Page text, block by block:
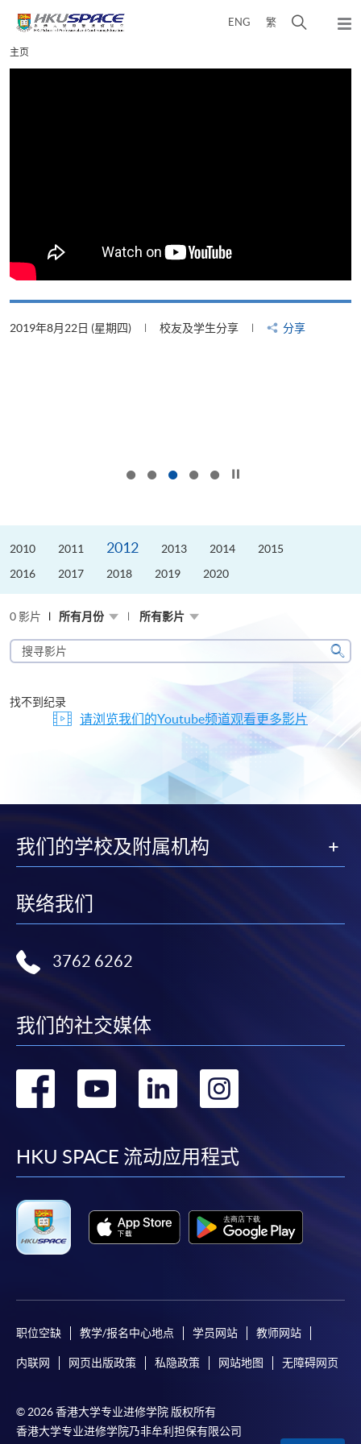
content
ENG 繁
弹
Main
content
主页
2019年8月22日 (星期四) 校友及学生分享 分享
2010 2011 2012 2013 2014
2015
2016
2017 2018 2019 2020
0 影片 所有月份 所有影片
搜
寻
片
搜
找不到纪录
请浏览我们的Youtube频道观看更多影片
我们的学校及附属机构
联络我们
3762 6262
我们的社交媒体
转
facebook
转
youtube
转
linkedin
转
HKU SPACE 流动应用程式
职位空缺 教学/报名中心地点 学员网站 教师网站
内联网 网页出版政策 私隐政策 网站地图 无障碍网页
© 2026 香港大学专业进修学院 版权所有
香港大学专业进修学院乃非牟利担保有限公司